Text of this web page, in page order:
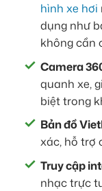
hình xe hơi
dụng như
không cần
Camera
quanh xe,
biệt trong
Bản đồ
xác, hỗ trợ
Truy cập
nhạc trực